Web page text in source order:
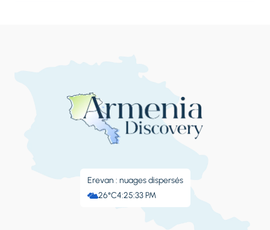
Erevan : nuages ​​dispersés
26°C4:25:33 PM